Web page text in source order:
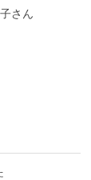
さん